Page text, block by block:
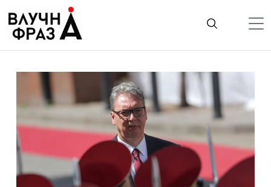
содержимому
Гроші
Життя
Лайфстайл
ТехноНаука
Людина